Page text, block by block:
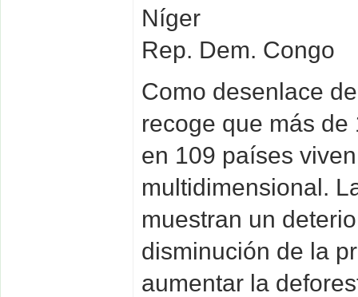
Níger
Rep. Dem. Congo
Como desenlace
recoge que más
en 109 países
multidimensional.
muestran un
disminución de la
aumentar la